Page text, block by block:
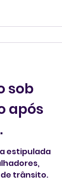
sob
após
estipulada
trânsito.